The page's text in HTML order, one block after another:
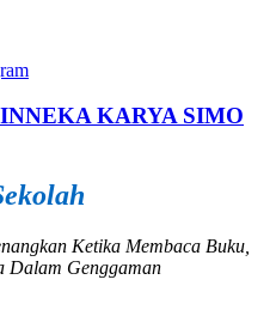
KARYA SIMO
Ketika Membaca Buku,
Dalam Genggaman